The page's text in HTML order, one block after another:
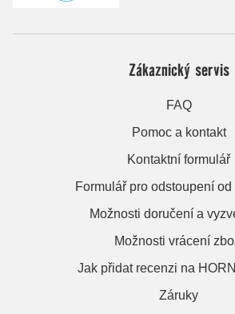
Zákaznický servis
FAQ
Pomoc a kontakt
Kontaktní formulář
Formulář pro odstoupení
Možnosti doručení a
Možnosti vrácení
Jak přidat recenzi na
Záruky